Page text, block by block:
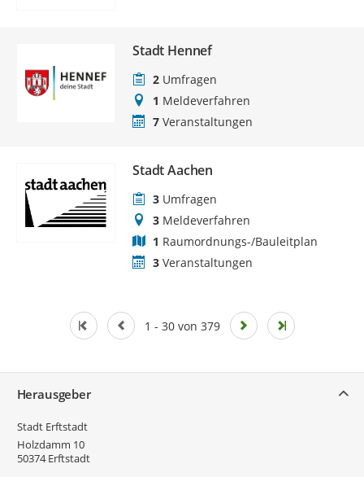
Stadt Hennef
2 Umfragen
1 Meldeverfahren
7 Veranstaltungen
Stadt Aachen
3 Umfragen
3 Meldeverfahren
1 Raumordnungs-/Bauleitplan
3 Veranstaltungen
1 - 30 von 379
Herausgeber
Stadt Erftstadt
Holzdamm 10
50374 Erftstadt